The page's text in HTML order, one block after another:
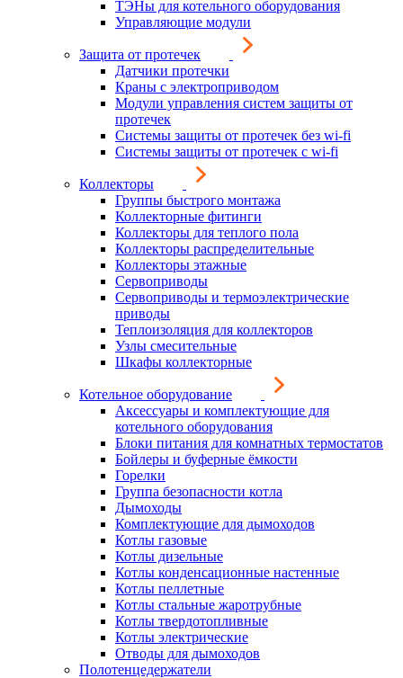
ТЭНы для котельного оборудования
Управляющие модули
Защита от протечек
Датчики протечки
Краны с электроприводом
Модули управления систем защиты от
протечек
Системы защиты от протечек без wi-fi
Системы защиты от протечек с wi-fi
Коллекторы
Группы быстрого монтажа
Коллекторные фитинги
Коллекторы для теплого пола
Коллекторы распределительные
Коллекторы этажные
Сервоприводы
Сервоприводы и термоэлектрические
приводы
Теплоизоляция для коллекторов
Узлы смесительные
Шкафы коллекторные
Котельное оборудование
Аксессуары и комплектующие для
котельного оборудования
Блоки питания для комнатных термостатов
Бойлеры и буферные ёмкости
Горелки
Группа безопасности котла
Дымоходы
Комплектующие для дымоходов
Котлы газовые
Котлы дизельные
Котлы конденсационные настенные
Котлы пеллетные
Котлы стальные жаротрубные
Котлы твердотопливные
Котлы электрические
Отводы для дымоходов
Полотенцедержатели